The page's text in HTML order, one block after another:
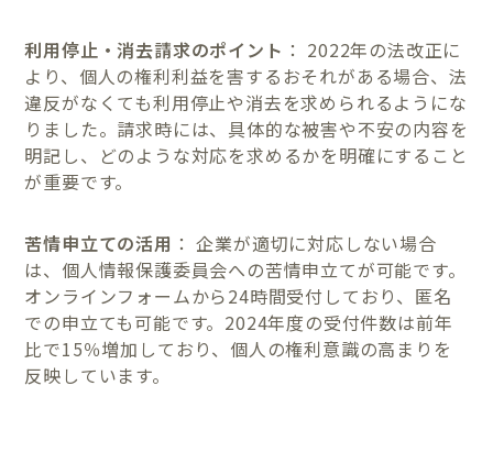
利用停止・消去請求のポイント ： 2022年の法改正に
より、個人の権利利益を害するおそれがある場合、法
違反がなくても利用停止や消去を求められるようにな
りました。請求時には、具体的な被害や不安の内容を
明記し、どのような対応を求めるかを明確にすること
が重要です。
苦情申立ての活用 ： 企業が適切に対応しない場合
は、個人情報保護委員会への苦情申立てが可能です。
オンラインフォームから24時間受付しており、匿名
での申立ても可能です。2024年度の受付件数は前年
比で15％増加しており、個人の権利意識の高まりを
反映しています。